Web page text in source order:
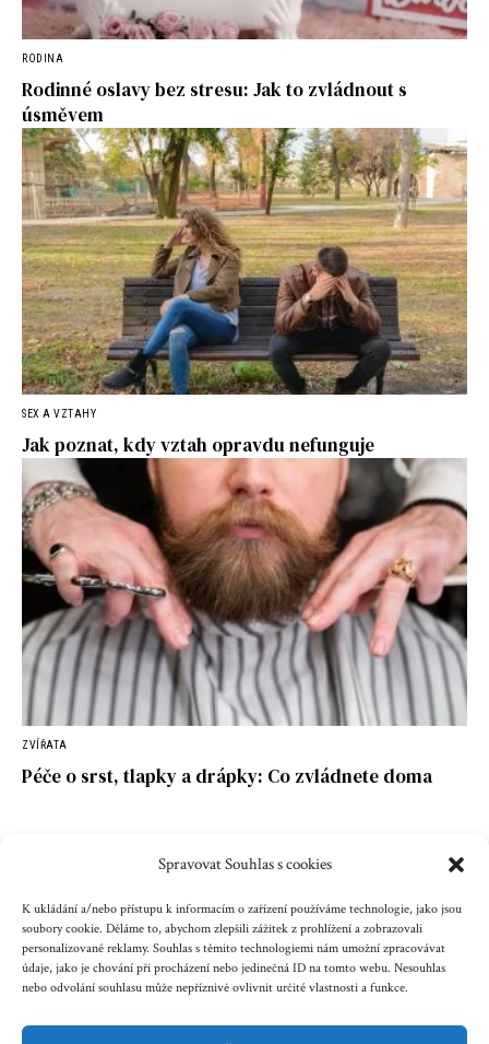
Spravovat Souhlas s cookies
K ukládání a/nebo přístupu k informacím o zařízení používáme technologie, jako jsou
soubory cookie. Děláme to, abychom zlepšili zážitek z prohlížení a zobrazovali
personalizované reklamy. Souhlas s těmito technologiemi nám umožní zpracovávat
údaje, jako je chování při procházení nebo jedinečná ID na tomto webu. Nesouhlas
nebo odvolání souhlasu může nepříznivě ovlivnit určité vlastnosti a funkce.
RODINA
Rodinné oslavy bez stresu: Jak to zvládnout s
úsměvem
SEX A VZTAHY
Jak poznat, kdy vztah opravdu nefunguje
ZVÍŘATA
Péče o srst, tlapky a drápky: Co zvládnete doma
Kontakt Reklama Cookies Ochrana údajů
Copyright © 2023 zenazenam.cz
obsahu serveru včetně publikování nebo jiného